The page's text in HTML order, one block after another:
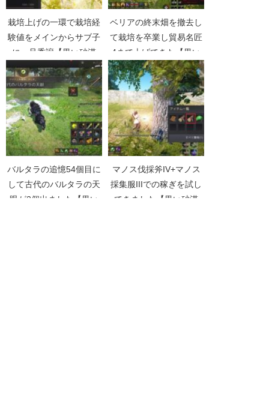
栽培上げの一環で栽培経
験値をメインからサブ子
に一旦委譲【黒い砂漠
Part2331】
ベリアの終末畑を撤去し
て栽培を卒業し貿易名匠
4まで上げてきた【黒い
砂漠Part2419】
バルタラの追憶54個目に
して古代のバルタラの天
眼が2個出ました【黒い
マノス伐採斧IV+マノス
採集服IIIでの稼ぎを試し
てきました【黒い砂漠